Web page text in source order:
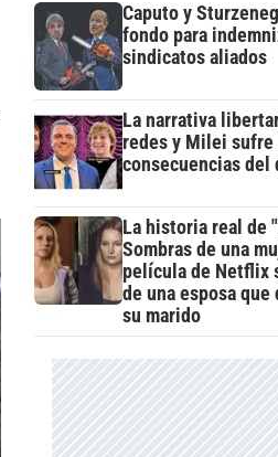
Caputo y
fondo para
sindicatos aliados
La narrativa
redes y Milei sufre
consecuencias del
La historia real de
Sombras de una
película de Netflix
de una esposa que
su marido